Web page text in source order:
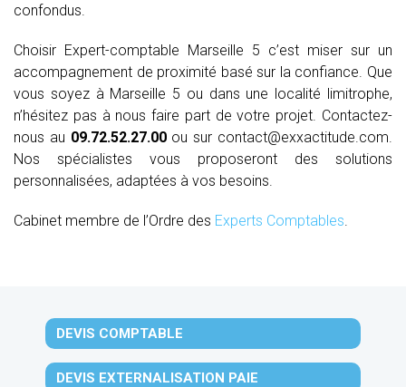
confondus.
Choisir Expert-comptable Marseille 5 c’est miser sur un
accompagnement de proximité basé sur la confiance. Que
vous soyez à Marseille 5 ou dans une localité limitrophe,
n’hésitez pas à nous faire part de votre projet. Contactez-
nous au 09.72.52.27.00ou sur contact@exxactitude.com.
Nos spécialistes vous proposeront des solutions
personnalisées, adaptées à vos besoins.
Cabinet membre de l’Ordre des Experts Comptables
DEVIS COMPTABLE
DEVIS EXTERNALISATION PAIE